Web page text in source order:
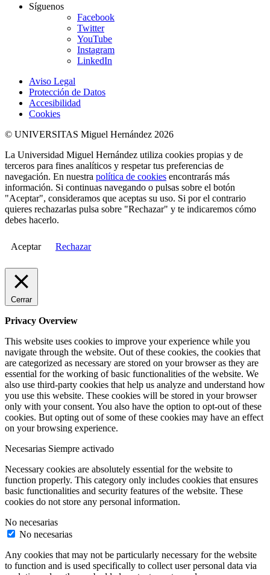
Síguenos
Facebook
Twitter
YouTube
Instagram
LinkedIn
Aviso Legal
Protección de Datos
Accesibilidad
Cookies
© UNIVERSITAS Miguel Hernández 2026
La Universidad Miguel Hernández utiliza cookies propias y de
terceros para fines analíticos y respetar tus preferencias de
navegación. En nuestra política de cookies encontrarás más
información. Si continuas navegando o pulsas sobre el botón
"Aceptar", consideramos que aceptas su uso. Si por el contrario
quieres rechazarlas pulsa sobre "Rechazar" y te indicaremos cómo
debes hacerlo.
Aceptar Rechazar
Cerrar
Privacy Overview
This website uses cookies to improve your experience while you
navigate through the website. Out of these cookies, the cookies that
are categorized as necessary are stored on your browser as they are
essential for the working of basic functionalities of the website. We
also use third-party cookies that help us analyze and understand how
you use this website. These cookies will be stored in your browser
only with your consent. You also have the option to opt-out of these
cookies. But opting out of some of these cookies may have an effect
on your browsing experience.
Necesarias Siempre activado
Necessary cookies are absolutely essential for the website to
function properly. This category only includes cookies that ensures
basic functionalities and security features of the website. These
cookies do not store any personal information.
No necesarias
No necesarias
Any cookies that may not be particularly necessary for the website
to function and is used specifically to collect user personal data via